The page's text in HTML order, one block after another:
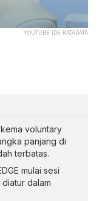
YOUTUBE IDE KATADATA
voluntary
panjang di
terbatas.
mulai sesi
dalam